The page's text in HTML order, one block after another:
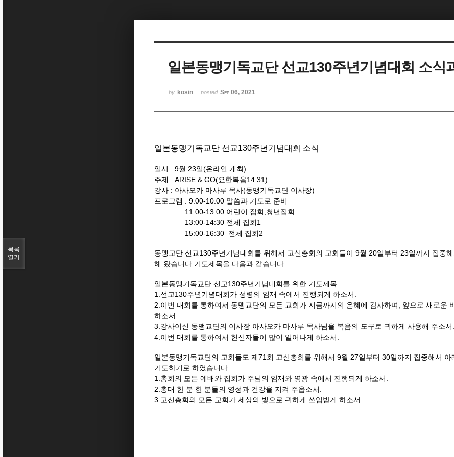
일본동맹기독교단 선교130주년기념대회 소식
by kosin posted Sep 06, 2021
일본동맹기독교단 선교130주년기념대회 소식
일시 : 9월 23일(온라인 개최)
주제 : ARISE & GO(요한복음14:31)
강사 : 아사오카 마사루 목사(동맹기독교단 이사장)
프로그램 : 9:00-10:00 말씀과 기도로 준비
11:00-13:00 어린이 집회,청년집회
13:00-14:30 전체 집회1
15:00-16:30 전체 집회2
동맹교단 선교130주년기념대회를 위해서 고신총회의 교회들이 9월 20일부터 23일까지 집중
해 왔습니다.기도제목을 다음과 같습니다.
일본동맹기독교단 선교130주년기념대회를 위한 기도제목
1.선교130주년기념대회가 성령의 임재 속에서 진행되게 하소서.
2.이번 대회를 통하여서 동맹교단의 모든 교회가 지금까지의 은혜에 감사하며, 앞으로 새로운
하소서.
3.강사이신 동맹교단의 이사장 아사오카 마사루 목사님을 복음의 도구로 귀하게 사용해 주소서.
4.이번 대회를 통하여서 헌신자들이 많이 일어나게 하소서.
일본동맹기독교단의 교회들도 제71회 고신총회를 위해서 9월 27일부터 30일까지 집중해서 아
기도하기로 하였습니다.
1.총회의 모든 예배와 집회가 주님의 임재와 영광 속에서 진행되게 하소서.
2.총대 한 분 한 분들의 영성과 건강을 지켜 주옵소서.
3.고신총회의 모든 교회가 세상의 빛으로 귀하게 쓰임받게 하소서.
목록
열기
Sketchbook5, 스케치북5
Sketchbook5, 스케치북5